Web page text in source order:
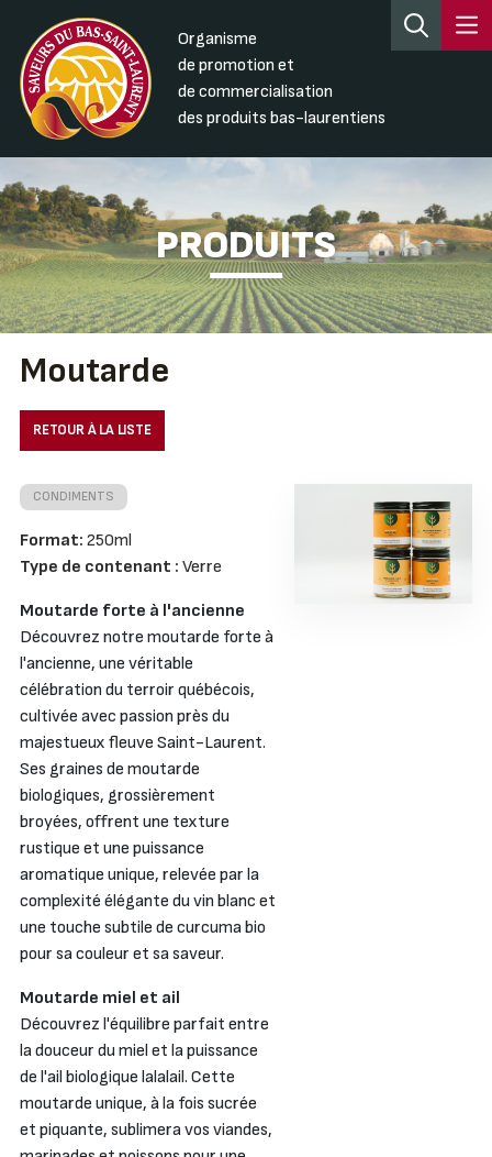
Organisme
de promotion et
de commercialisation
des produits bas-laurentiens
PRODUITS
Moutarde
RETOUR À LA LISTE
CONDIMENTS
Format: 250ml
Type de contenant : Verre
Moutarde forte à l'ancienne
Découvrez notre moutarde forte à
l'ancienne, une véritable
célébration du terroir québécois,
cultivée avec passion près du
majestueux fleuve Saint-Laurent.
Ses graines de moutarde
biologiques, grossièrement
broyées, offrent une texture
rustique et une puissance
aromatique unique, relevée par la
complexité élégante du vin blanc et
une touche subtile de curcuma bio
pour sa couleur et sa saveur.
Moutarde miel et ail
Découvrez l'équilibre parfait entre
la douceur du miel et la puissance
de l'ail biologique lalalail. Cette
moutarde unique, à la fois sucrée
et piquante, sublimera vos viandes,